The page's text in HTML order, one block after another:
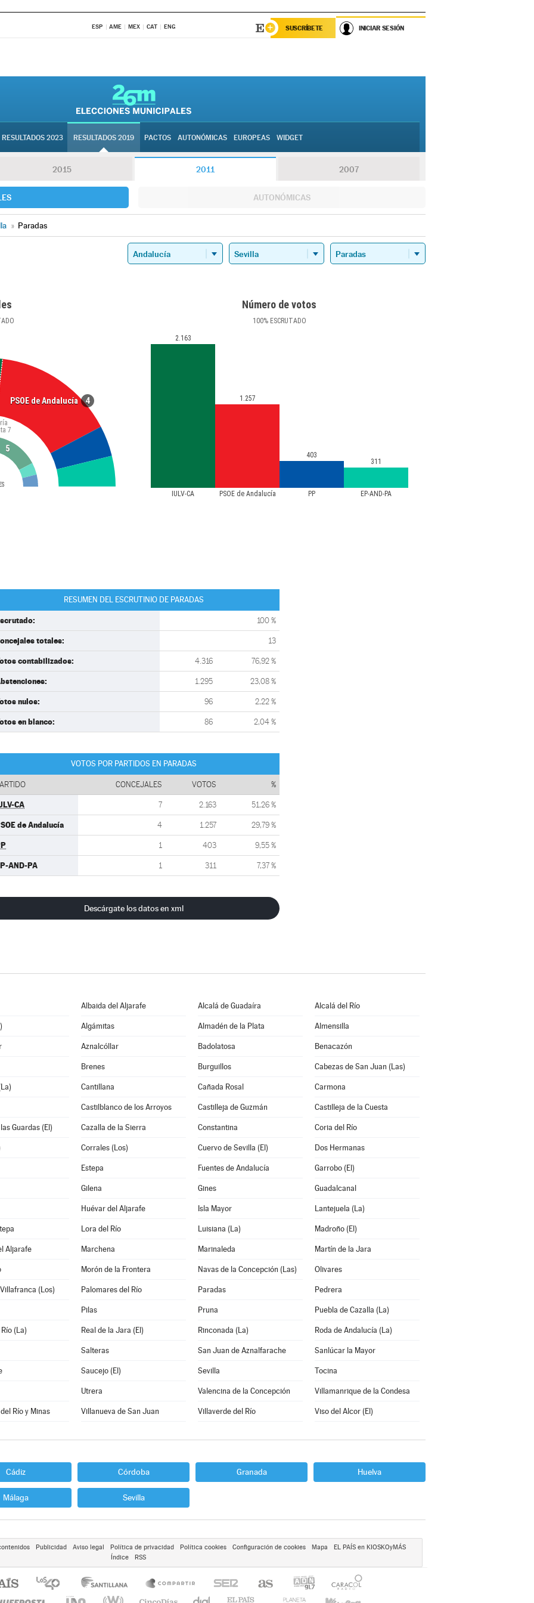
ESP AME MEX CAT ENG SUSCRÍBETE INICIAR SESIÓN
RESULTADOS 2023 RESULTADOS 2019 PACTOS AUTONÓMICAS EUROPEAS WIDGET
2015 2011 2007
AUTONÓMICAS
» Paradas
PSOE de Andalucía 4
7
5
Número de votos
100%ESCRUTADO
IULV-CA PSOE de Andalucía PP EP-AND-PA
2.163
1.257
403
311
RESUMEN DEL ESCRUTINIO DE PARADAS
100 %
totales: 13
contabilizados: 4.316 76,92 %
1.295 23,08 %
nulos: 96 2,22 %
en blanco: 86 2,04 %
VOTOS POR PARTIDOS EN PARADAS
CONCEJALES VOTOS %
CA 7 2.163 51,26 %
de Andalucía 4 1.257 29,79 %
1 403 9,55 %
AND-PA 1 311 7,37 %
Descárgate los datos en xml
Albaida del Aljarafe Alcalá de Guadaíra Alcalá del Río
Algámitas Almadén de la Plata Almensilla
Aznalcóllar Badolatosa Benacazón
Brenes Burguillos Cabezas de San Juan (Las)
Cantillana Cañada Rosal Carmona
Castilblanco de los Arroyos Castilleja de Guzmán Castilleja de la Cuesta
Guardas (El) Cazalla de la Sierra Constantina Coria del Río
Corrales (Los) Cuervo de Sevilla (El) Dos Hermanas
Estepa Fuentes de Andalucía Garrobo (El)
Gilena Gines Guadalcanal
Huévar del Aljarafe Isla Mayor Lantejuela (La)
Lora del Río Luisiana (La) Madroño (El)
Aljarafe Marchena Marinaleda Martín de la Jara
Morón de la Frontera Navas de la Concepción (Las) Olivares
(Los) Palomares del Río Paradas Pedrera
Pilas Pruna Puebla de Cazalla (La)
(La) Real de la Jara (El) Rinconada (La) Roda de Andalucía (La)
Salteras San Juan de Aznalfarache Sanlúcar la Mayor
Saucejo (El) Sevilla Tocina
Utrera Valencina de la Concepción Villamanrique de la Condesa
Río y Minas Villanueva de San Juan Villaverde del Río Viso del Alcor (El)
Cádiz Córdoba Granada Huelva
Málaga Sevilla
Publicidad Aviso legal Política de privacidad Política cookies Configuración de cookies Mapa
EL PAÍS en KIOSKOyMÁS
Índice
RSS